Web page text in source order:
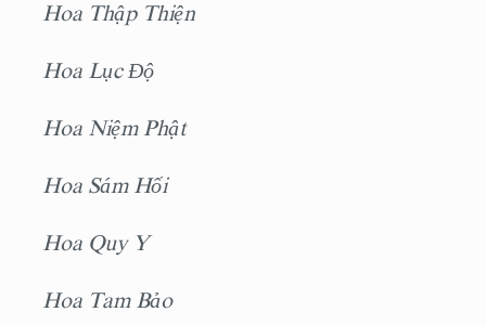
Hoa Thập Thiện
Hoa Lục Độ
Hoa Niệm Phật
Hoa Sám Hối
Hoa Quy Y
Hoa Tam Bảo